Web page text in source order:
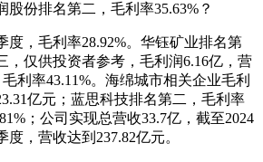
股份排名第二，毛利率35.63%？
，毛利率28.92%。华钰矿业排名第
，仅供投资者参考，毛利润6.16亿，营
利率43.11%。海绵城市相关企业毛利
亿元；蓝思科技排名第二，毛利率
；公司实现总营收33.7亿，截至2024
，营收达到237.82亿元。